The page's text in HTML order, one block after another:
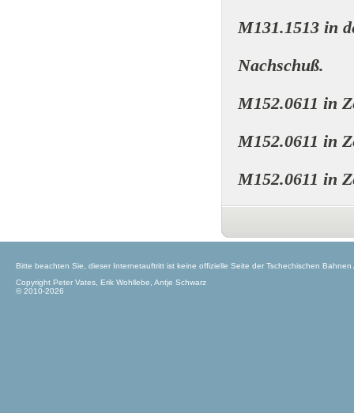
M131.1513 in
Nachschuß.
M152.0611 in
M152.0611 in
M152.0611 in
Bitte beachten Sie, dieser Internetauftritt ist keine offizielle Seite der Tschechischen
Copyright Peter Vates, Erik Wohllebe, Antje Schwarz
© 2010-2026